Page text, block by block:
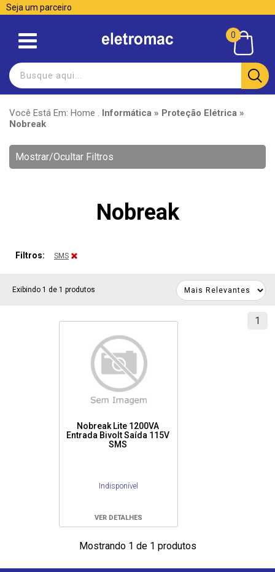
Seja um parceiro
0
Você Está Em: Home . Informática » Proteção Elétrica »
Nobreak
Mostrar/Ocultar Filtros
Nobreak
Filtros: SMS
Exibindo 1 de 1 produtos
Nobreak Lite 1200VA
Entrada Bivolt Saída 115V
SMS
Indisponível
VER DETALHES
1
Mostrando 1 de 1 produtos